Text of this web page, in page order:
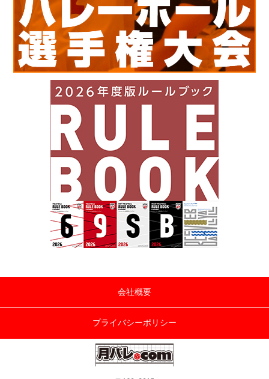
会社概要
プライバシーポリシー